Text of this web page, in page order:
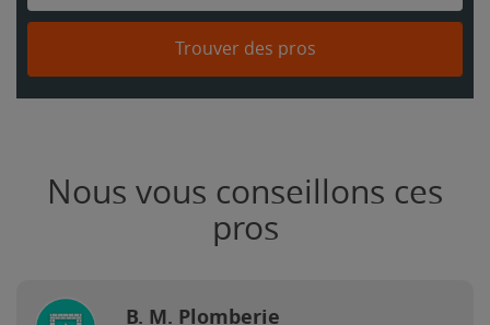
Trouver des pros
Nous vous conseillons ces
pros
B. M. Plomberie